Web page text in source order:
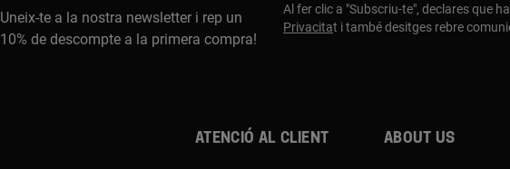
Uneix-te a la nostra newsletter i rep un
10% de descompte a la primera compra!
Al fer clic a "Subscriu-te", declares que
Privacitat i també desitges rebre
Atenció al client About us